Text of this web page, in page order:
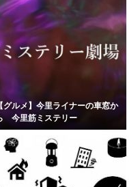
【グルメ】今里ライナーの車窓か
今里筋ミステリー